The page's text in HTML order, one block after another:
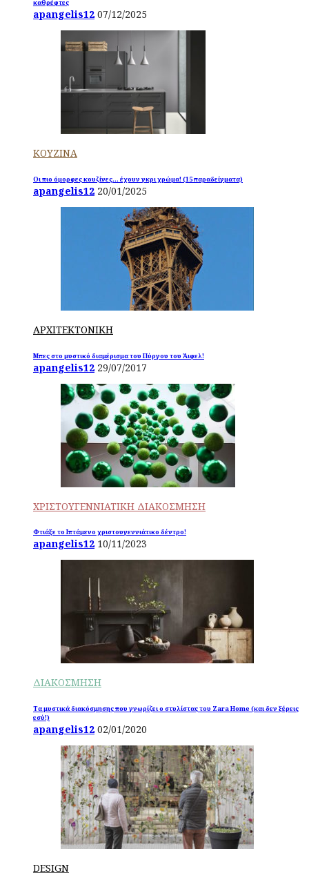
καθρέφτες
apangelis12 07/12/2025
ΚΟΥΖΙΝΑ
Οι πιο όμορφες κουζίνες… έχουν γκρι χρώμα! (15 παραδείγματα)
apangelis12 20/01/2025
ΑΡΧΙΤΕΚΤΟΝΙΚΗ
Μπες στο μυστικό διαμέρισμα του Πύργου του Άιφελ!
apangelis12 29/07/2017
ΧΡΙΣΤΟΥΓΕΝΝΙΑΤΙΚΗ ΔΙΑΚΟΣΜΗΣΗ
Φτιάξε το Ιπτάμενο χριστουγεννιάτικο δέντρο!
apangelis12 10/11/2023
ΔΙΑΚΟΣΜΗΣΗ
Τα μυστικά διακόσμησης που γνωρίζει ο στυλίστας του Zara Home (και δεν ξέρεις
εσύ!)
apangelis12 02/01/2020
DESIGN